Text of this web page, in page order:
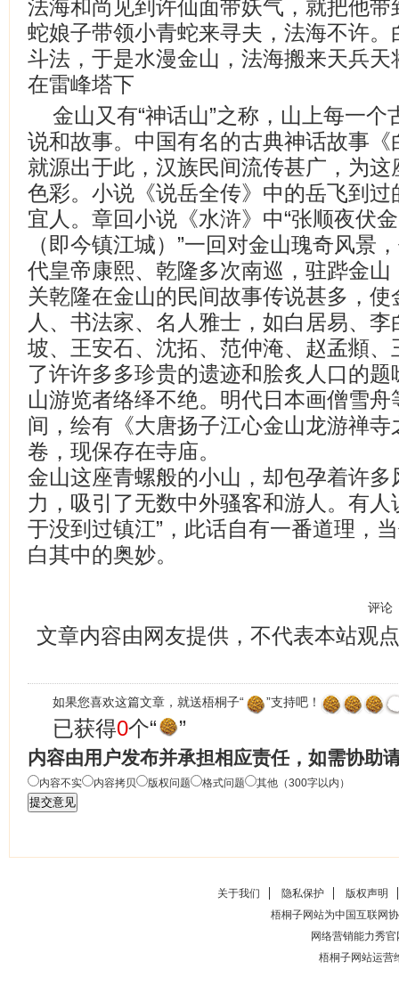
法海和尚见到许仙面带妖气，就把他
蛇娘子带领小青蛇来寻夫，法海不许
斗法，于是水漫金山，法海搬来天兵
在雷峰塔下
金山又有“神话山”之称，山上每一
说和故事。中国有名的古典神话故事《
就源出于此，汉族民间流传甚广，为
色彩。小说《说岳全传》中的岳飞到过
宜人。章回小说《水浒》中“张顺夜伏
（即今镇江城）”一回对金山瑰奇风景
代皇帝康熙、乾隆多次南巡，驻跸金山
关乾隆在金山的民间故事传说甚多，
人、书法家、名人雅士，如白居易、
坡、王安石、沈拓、范仲淹、赵孟頫
了许许多多珍贵的遗迹和脍炙人口的
山游览者络绎不绝。明代日本画僧雪
间，绘有《大唐扬子江心金山龙游禅
卷，现保存在寺庙。
金山这座青螺般的小山，却包孕着许
力，吸引了无数中外骚客和游人。有人
于没到过镇江”，此话自有一番道理，
白其中的奥妙。
评论
文章内容由网友提供，不代表本站观点
如果您喜欢这篇文章，就送梧桐子“ ”支持吧！
已获得0个“ ”
内容由用户发布并承担相应责任，如需协助
内容不实 内容拷贝 版权问题 格式问题 其他（300字以内）
关于我们 隐私保护
版权声明
梧桐子网站为中国互联网
网络营销能力秀官
梧桐子网站运营